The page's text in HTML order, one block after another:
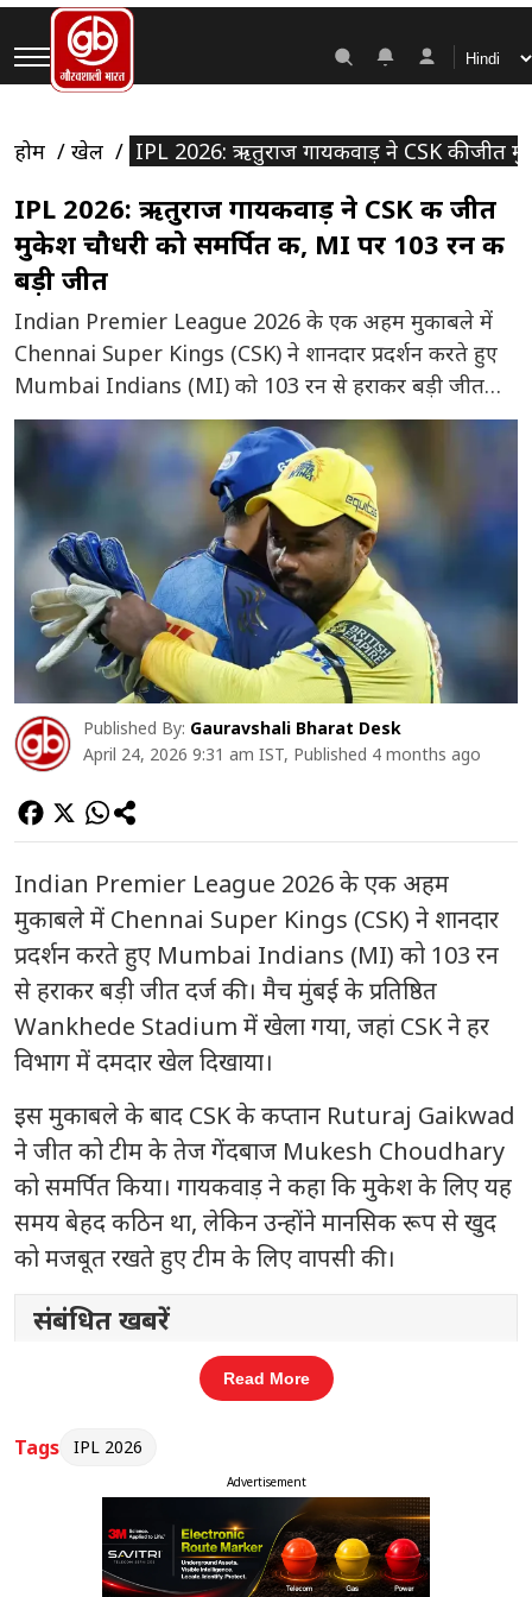
होम खेल IPL 2026: ऋतुराज गायकवाड़ ने CSK की जीत
IPL 2026: ऋतुराज गायकवाड़ ने CSK की जीत
मुकेश चौधरी को समर्पित की, MI पर 103 रन की
बड़ी जीत
Indian Premier League 2026 के एक अहम मुकाबले में
Chennai Super Kings (CSK) ने शानदार प्रदर्शन करते हुए
Mumbai Indians (MI) को 103 रन से हराकर बड़ी जीत
दर्ज की। मैच मुंबई के प्रतिष्ठित Wankhede Stadium में खेला
गया, जहां CSK ने हर विभाग में दमदार खेल दिखाया। इस
मुकाबले के बाद CSK के कप्तान […]
Published By: Gauravshali Bharat Desk
April 24, 2026 9:31 am IST, Published 4 months ago
Indian Premier League 2026 के एक अहम
मुकाबले में Chennai Super Kings (CSK) ने शानदार
प्रदर्शन करते हुए Mumbai Indians (MI) को 103 रन
से हराकर बड़ी जीत दर्ज की। मैच मुंबई के प्रतिष्ठित
Wankhede Stadium में खेला गया, जहां CSK ने हर
विभाग में दमदार खेल दिखाया।
इस मुकाबले के बाद CSK के कप्तान Ruturaj Gaikwad
ने जीत को टीम के तेज गेंदबाज Mukesh Choudhary
को समर्पित किया। गायकवाड़ ने कहा कि मुकेश के लिए यह
समय बेहद कठिन था, लेकिन उन्होंने मानसिक रूप से खुद
को मजबूत रखते हुए टीम के लिए वापसी की।
संबंधित खबरें
भारत को 2030 कॉमनवेल्थ गेम्स की
मेजबानी की मशाल सौंपी गई
दरअसल, हाल ही में मुकेश चौधरी की मां का निधन हो गया
था, जिसके बाद वह अपने घर चले गए थे। इसके बावजूद
Read More
Tags IPL 2026
Advertisement